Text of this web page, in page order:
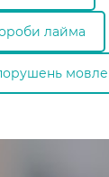
лайма